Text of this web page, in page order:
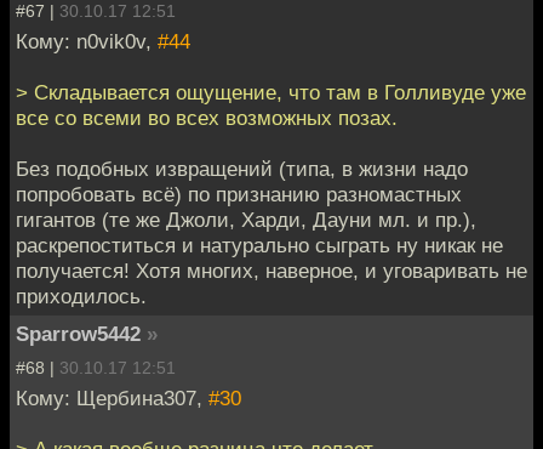
#67 | 30.10.17 12:51
Кому: n0vik0v, #44
> Складывается ощущение, что там в Голливуде уже
все со всеми во всех возможных позах.
Без подобных извращений (типа, в жизни надо
попробовать всё) по признанию разномастных
гигантов (те же Джоли, Харди, Дауни мл. и пр.),
раскрепоститься и натурально сыграть ну никак не
получается! Хотя многих, наверное, и уговаривать не
приходилось.
Sparrow5442 »
#68 | 30.10.17 12:51
Кому: Щербина307, #30